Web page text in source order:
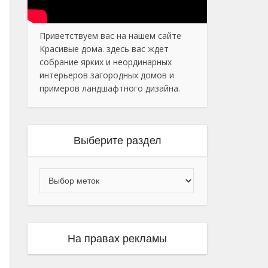
Приветствуем вас на нашем сайте
Красивые дома. здесь вас ждет
собрание ярких и неординарных
интерьеров загородных домов и
примеров ландшафтного дизайна.
Выберите раздел
На правах рекламы